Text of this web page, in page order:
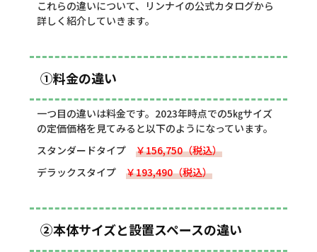
これらの違いについて、リンナイの公式カタログから
詳しく紹介していきます。
①料金の違い
一つ目の違いは料金です。2023年時点での5㎏サイズ
の定価価格を見てみると以下のようになっています。
スタンダードタイプ ￥156,750（税込）
デラックスタイプ ￥193,490（税込）
②本体サイズと設置スペースの違い